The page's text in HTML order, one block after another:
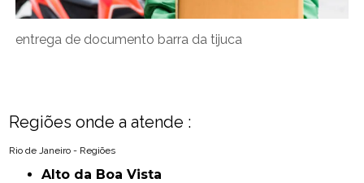
entrega de documento barra da tijuca
Regiões onde a atende :
Rio de Janeiro - Regiões
Alto da Boa Vista